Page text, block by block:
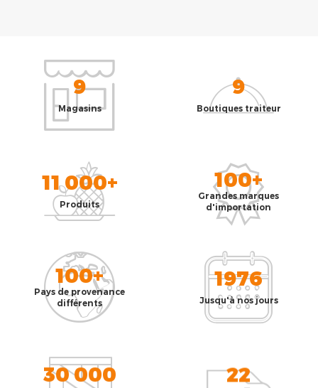
9
Magasins
9
Boutiques traiteur
11 000+
Produits
100+
Grandes marques
d'importation
100+
Pays de provenance
différents
1976
Jusqu'à nos jours
30 000 22